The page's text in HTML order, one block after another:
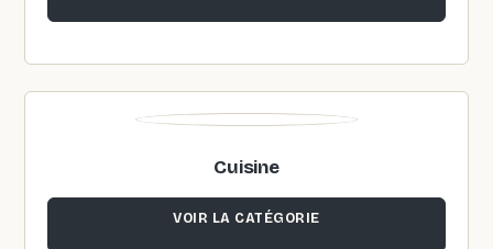
Cuisine
VOIR LA CATÉGORIE